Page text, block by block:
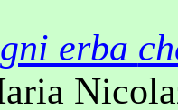
erba